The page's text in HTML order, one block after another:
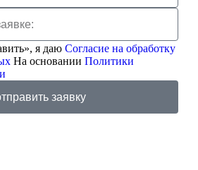
я даю Согласие на обработку
На основании Политики
заявку